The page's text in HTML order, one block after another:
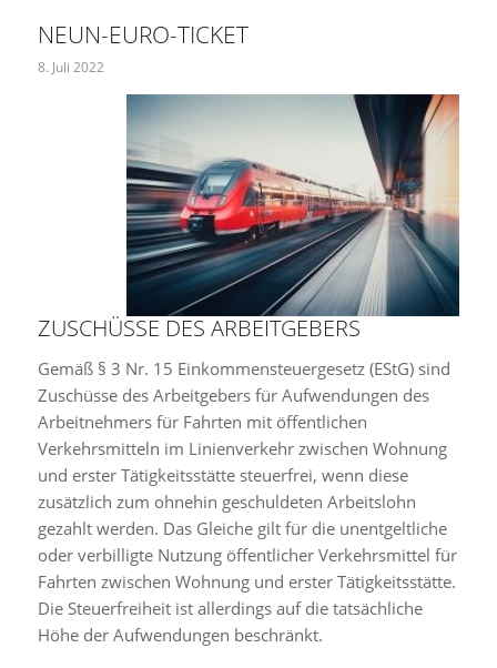
NEUN-EURO-TICKET
8. Juli 2022
ZUSCHÜSSE DES ARBEITGEBERS
Gemäß § 3 Nr. 15 Einkommensteuergesetz (EStG) sind
Zuschüsse des Arbeitgebers für Aufwendungen des
Arbeitnehmers für Fahrten mit öffentlichen
Verkehrsmitteln im Linienverkehr zwischen Wohnung
und erster Tätigkeitsstätte steuerfrei, wenn diese
zusätzlich zum ohnehin geschuldeten Arbeitslohn
gezahlt werden. Das Gleiche gilt für die unentgeltliche
oder verbilligte Nutzung öffentlicher Verkehrsmittel für
Fahrten zwischen Wohnung und erster Tätigkeitsstätte.
Die Steuerfreiheit ist allerdings auf die tatsächliche
Höhe der Aufwendungen beschränkt.